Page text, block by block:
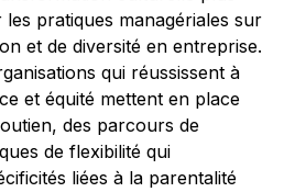
pratiques managériales sur
et de diversité en entreprise.
qui réussissent à
et équité mettent en place
des parcours de
de flexibilité qui
liées à la parentalité